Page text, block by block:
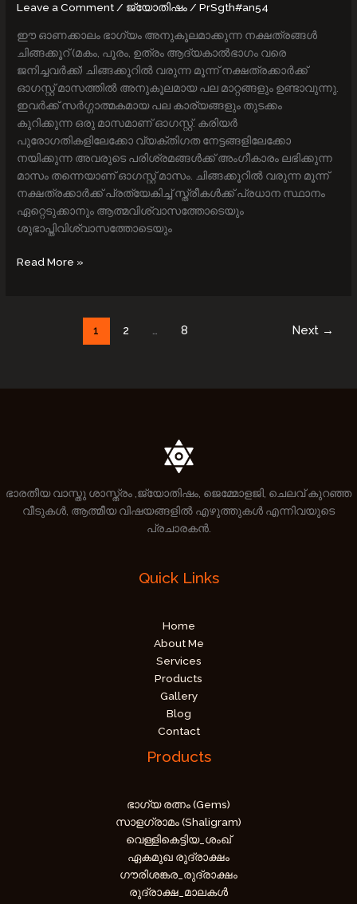
Leave a Comment / ജ്യോതിഷം /PrSgth#an54
ഈ ഓണക്കാലം ഭാഗ്യം അനുകൂലമാക്കുന്ന നക്ഷത്രങ്ങൾ
ചിങ്ങക്കൂറ് (മകം, പൂരം, ഉത്രം ആദ്യകാൽഭാഗം വരെ
ജനിച്ചവർക്ക്) ചിങ്ങക്കൂറില്‍ വരുന്ന മൂന്ന് നക്ഷത്രക്കാര്‍ക്ക്
ഓഗസ്റ്റ് മാസത്തില്‍ അനുകൂലമായ പല മാറ്റങ്ങളും ഉണ്ടാവുന്നു.
ഇവര്‍ക്ക് സര്‍ഗ്ഗാത്മകമായ പല കാര്യങ്ങളും തുടക്കം
കുറിക്കുന്ന ഒരു മാസമാണ് ഓഗസ്റ്റ്. കരിയര്‍
പുരോഗതികളിലേക്കോ വ്യക്തിഗത നേട്ടങ്ങളിലേക്കോ
നയിക്കുന്ന അവരുടെ പരിശ്രമങ്ങള്‍ക്ക് അംഗീകാരം ലഭിക്കുന്ന
മാസം തന്നെയാണ് ഓഗസ്റ്റ് മാസം. ചിങ്ങക്കൂറില്‍ വരുന്ന മൂന്ന്
നക്ഷത്രക്കാര്‍ക്ക് പ്രത്യേകിച്ച് സ്ത്രീകള്‍ക്ക് പ്രധാന സ്ഥാനം
ഏറ്റെടുക്കാനും ആത്മവിശ്വാസത്തോടെയും
ശുഭാപ്തിവിശ്വാസത്തോടെയും
Read More »
1 2 8 Next →
ഭാരതീയ വാസ്തു ശാസ്ത്രം ,ജ്യോതിഷം, ജെമ്മോളജി, ചെലവ് കുറഞ്ഞ
വീടുകൾ, ആത്മീയ വിഷയങ്ങളിൽ എഴുത്തുകൾ എന്നിവയുടെ
പ്രചാരകൻ.
Quick Links
Home
About Me
Services
Products
Gallery
Blog
Contact
Products
ഭാഗ്യ രത്നം (Gems)
സാളഗ്രാമം (Shaligram)
വെള്ളികെട്ടിയ_ശംഖ്
ഏകമുഖ രുദ്രാക്ഷം
ഗൗരിശങ്കര_രുദ്രാക്ഷം
രുദ്രാക്ഷ_മാലകൾ